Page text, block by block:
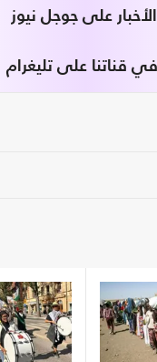
الأخبار على جوجل نيوز
قناتنا على تليغرام